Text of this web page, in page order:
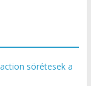
sörétesek a